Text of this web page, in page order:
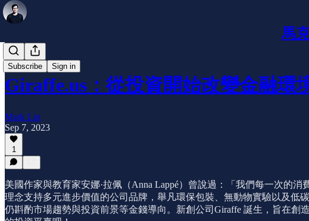
馬
Subscribe Sign in
公司介紹
Giraffe.us：從投資開始改變金融環
Mark Lin
Sep 7, 2023
1
美國作家與教育家安娜·拉佩（Anna Lappé）曾說過：「我們每一次的
理念支持多元進步價值的公司品牌，舉凡環保包裝、無動物實驗以及低
仍斟酌市場趨勢與投資前景等金錢導向。新創公司Giraffe 誕生，旨在